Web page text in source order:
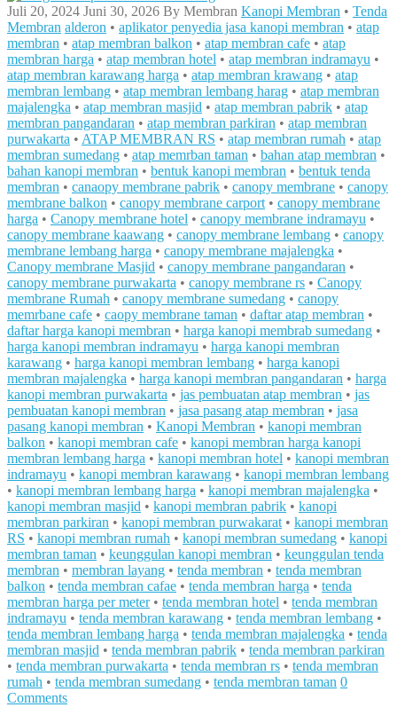
Juli 20, 2024 Juni 30, 2026 By Membran Kanopi Membran • Tenda
Membran alderon • aplikator penyedia jasa kanopi membran • atap
membran • atap membran balkon • atap membran cafe • atap
membran harga • atap membran hotel • atap membran indramayu •
atap membran karawang harga • atap membran krawang • atap
membran lembang • atap membran lembang harag • atap membran
majalengka • atap membran masjid • atap membran pabrik • atap
membran pangandaran • atap membran parkiran • atap membran
purwakarta • ATAP MEMBRAN RS • atap membran rumah • atap
membran sumedang • atap memrban taman • bahan atap membran •
bahan kanopi membran • bentuk kanopi membran • bentuk tenda
membran • canaopy membrane pabrik • canopy membrane • canopy
membrane balkon • canopy membrane carport • canopy membrane
harga • Canopy membrane hotel • canopy membrane indramayu •
canopy membrane kaawang • canopy membrane lembang • canopy
membrane lembang harga • canopy membrane majalengka •
Canopy membrane Masjid • canopy membrane pangandaran •
canopy membrane purwakarta • canopy membrane rs • Canopy
membrane Rumah • canopy membrane sumedang • canopy
memrbane cafe • caopy membrane taman • daftar atap membran •
daftar harga kanopi membran • harga kanopi membrab sumedang •
harga kanopi membran indramayu • harga kanopi membran
karawang • harga kanopi membran lembang • harga kanopi
membran majalengka • harga kanopi membran pangandaran • harga
kanopi membran purwakarta • jas pembuatan atap membran • jas
pembuatan kanopi membran • jasa pasang atap membran • jasa
pasang kanopi membran • Kanopi Membran • kanopi membran
balkon • kanopi membran cafe • kanopi membran harga kanopi
membran lembang harga • kanopi membran hotel • kanopi membran
indramayu • kanopi membran karawang • kanopi membran lembang
• kanopi membran lembang harga • kanopi membran majalengka •
kanopi membran masjid • kanopi membran pabrik • kanopi
membran parkiran • kanopi membran purwakarat • kanopi membran
RS • kanopi membran rumah • kanopi membran sumedang • kanopi
membran taman • keunggulan kanopi membran • keunggulan tenda
membran • membran layang • tenda membran • tenda membran
balkon • tenda membran cafae • tenda membran harga • tenda
membran harga per meter• tenda membran hotel • tenda membran
indramayu • tenda membran karawang • tenda membran lembang •
tenda membran lembang harga • tenda membran majalengka • tenda
membran masjid • tenda membran pabrik • tenda membran parkiran
• tenda membran purwakarta • tenda membran rs • tenda membran
rumah • tenda membran sumedang • tenda membran taman 0
Comments